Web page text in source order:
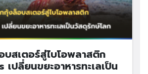
บสเตอร์สู่ไบโอพลาสติก
ปลี่ยนขยะอาหารทะเลเป็น